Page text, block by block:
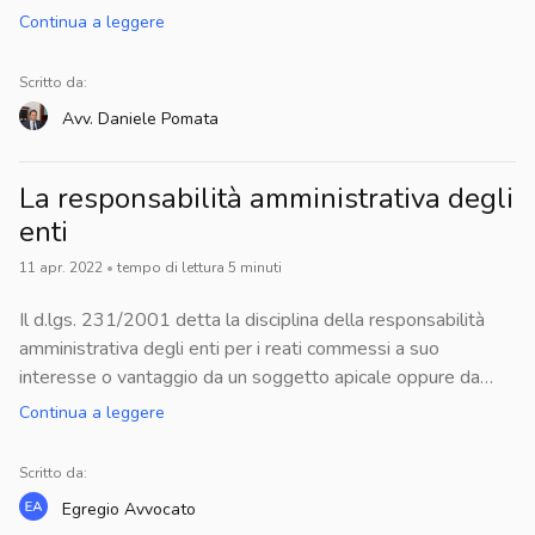
Continua a leggere
Scritto da:
Avv. Daniele Pomata
La responsabilità amministrativa degli
enti
11 apr. 2022 • tempo di lettura 5 minuti
Il d.lgs. 231/2001 detta la disciplina della responsabilità
amministrativa degli enti per i reati commessi a suo
interesse o vantaggio da un soggetto apicale oppure da
persone sottoposte alla direzione o alla vigilanza di
amministrativa degli enti e a chi si applicaPresuppostiReati
per i quali è prevista la responsabilità amministrativa degli
entiSanzioni1 - Premessa: che cosa significa responsabilità
Continua a leggere
Scritto da:
Egregio Avvocato